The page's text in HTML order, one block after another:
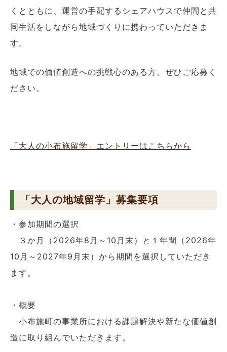
くとともに、運営の手配するシェアハウスで仲間と共
同生活をしながら地域づくりに携わっていただきま
す。
地域での価値創造への挑戦心のある方、ぜひご応募く
ださい。
「大人の小布施留学」エントリーはこちらから
「大人の地域留学」募集要項
・参加期間の選択
３か月（2026年8月～10月末）と１年間（2026年
10月～2027年9月末）から期間を選択していただき
ます。
・概要
小布施町の事業所における課題解決や新たな価値創
造に取り組んでいただきます。